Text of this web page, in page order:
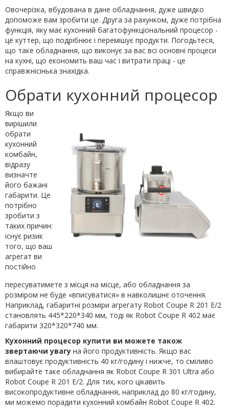
Овочерізка, вбудована в дане обладнання, дуже швидко
допоможе вам зробити це. Друга за рахунком, дуже потрібна
функція, яку має кухонний багатофункціональний процесор -
це куттер, що подрібнює і перемішує продукти. Погодьтеся,
що таке обладнання, що виконує за вас всі основні процеси
на кухні, що економить ваш час і витрати праці - це
справжнісінька знахідка.
Обрати кухонний процесор
Якщо ви
вирішили
обрати
кухонний
комбайн,
відразу
визначте
його бажані
габарити. Це
потрібно
зробити з
таких причин:
існує ризик
того, що ваш
агрегат ви
постійно
пересуватимете з місця на місце, або обладнання за
розміром не буде «вписуватися» в навколишнє оточення.
Наприклад, габаритні розміри агрегату Robot Coupe R 201 E/2
становлять 445*220*340 мм, тоді як Robot Coupe R 402 має
габарити 320*320*740 мм.
Кухонний процесор купити ви можете також
звертаючи увагу на його продуктивність. Якщо вас
влаштовує продуктивність 40 кг/годину і нижче, то сміливо
вибирайте таке обладнання як Robot Coupe R 301 Ultra або
Robot Coupe R 201 E/2. Для тих, кого цікавить
високопродуктивне обладнання, наприклад до 80 кг/годину,
ми можемо порадити кухонний комбайн Robot Coupe R 402.